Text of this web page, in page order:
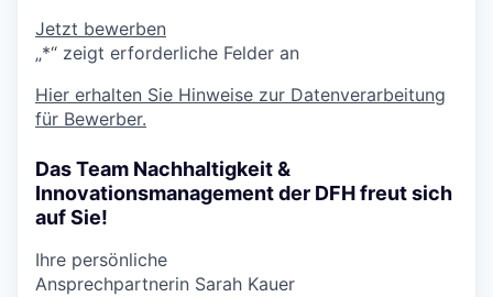
Jetzt bewerben
„*“ zeigt erforderliche Felder an
Hier erhalten Sie Hinweise zur Datenverarbeitung
für Bewerber.
Das Team Nachhaltigkeit &
Innovationsmanagement der DFH freut sich
auf Sie!
Ihre persönliche
Ansprechpartnerin Sarah Kauer